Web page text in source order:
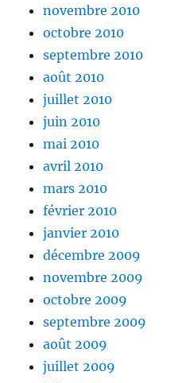
novembre 2010
octobre 2010
septembre 2010
août 2010
juillet 2010
juin 2010
mai 2010
avril 2010
mars 2010
février 2010
janvier 2010
décembre 2009
novembre 2009
octobre 2009
septembre 2009
août 2009
juillet 2009